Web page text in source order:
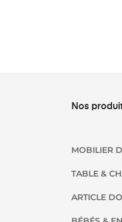
Nos
MOBILIER
TABLE &
ARTICLE